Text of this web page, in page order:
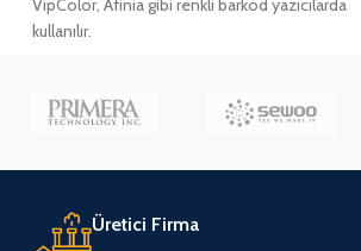
VipColor, Afinia gibi renkli barkod yazıcılarda
kullanılır.
Üretici Firma